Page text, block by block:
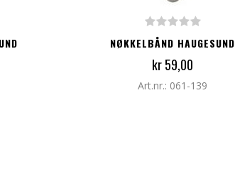
LEGG TIL I HANDLEKURV
NØKKELBÅND HAUGESUND
kr 59,00
Art.nr.: 061-139